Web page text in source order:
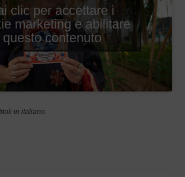
clic per accettare i
marketing e abilitare
questo contenuto
in italiano